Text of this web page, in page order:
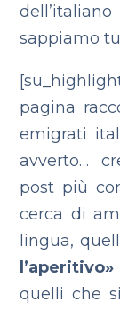
sappiamo
pagina
emigrati
avverto…
post più
cerca di
lingua,
l’aperitivo»
quelli che